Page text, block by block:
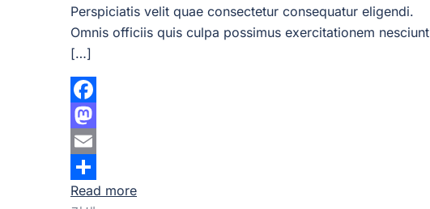
Perspiciatis velit quae consectetur consequatur eligendi.
Omnis officiis quis culpa possimus exercitationem nesciunt
[…]
Facebook
Mastodon
Email
Share
Read more